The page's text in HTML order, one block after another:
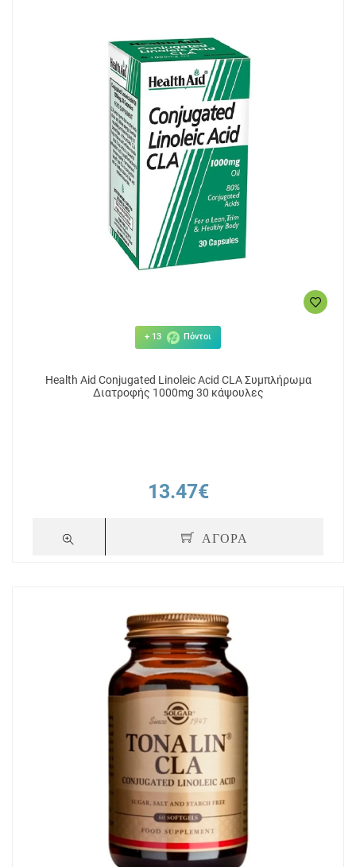
+ 13 Πόντοι
Health Aid Conjugated Linoleic Acid CLA Συμπλήρωμα
Διατροφής 1000mg 30 κάψουλες
13.47€
ΑΓΟΡΑ